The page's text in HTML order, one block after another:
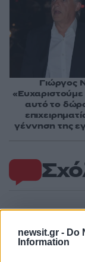
newsit.gr - Do
Information
Γιώργος
«Ευχαριστούμε
αυτό το
γέννηση της